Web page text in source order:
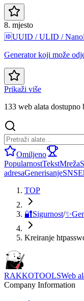
8. mjesto
🆔UUID / ULID /
Generator koji može
Prikaži više
133 web alata dostupno
Omiljeno
PopularnostTekstMreža
adresaGenerisanjeSNS
TOP
🔐Sigurnost/✨
Kreiranje
RAKKOTOOLSWeb
Company Information